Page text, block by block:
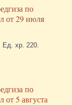
по
от 29 июля
хр. 220.
по
от 5 августа